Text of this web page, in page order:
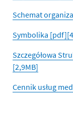
Schemat
Symbolika
Szczegółowa
[2,9MB]
Cennik usług